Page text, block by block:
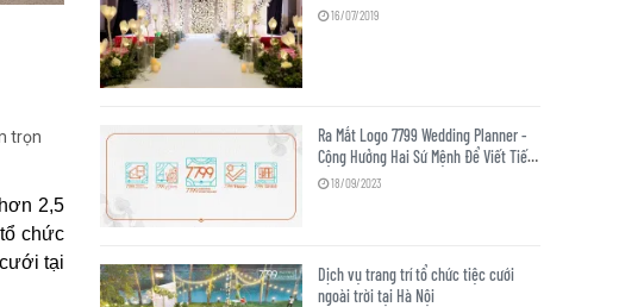
trọn
2,5
chức
tại
16/07/2019
Ra Mắt Logo 7799 Wedding Planner -
Cộng Hưởng Hai Sứ Mệnh Để Viết Tiếp
Niềm Đam Mê
18/09/2023
Dịch vụ trang trí tổ chức tiệc cưới
ngoài trời tại Hà Nội